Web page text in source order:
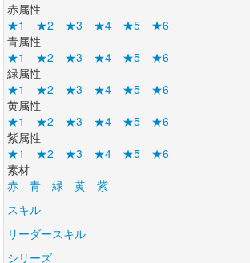
赤属性
★1
★2 ★3 ★4 ★5
★6
青属性
★1
★2 ★3 ★4 ★5
★6
緑属性
★1
★2 ★3 ★4 ★5
★6
黄属性
★1
★2 ★3 ★4 ★5
★6
紫属性
★1
★2 ★3 ★4 ★5
★6
素材
赤
青 緑 黄
紫
スキル
リーダースキル
シリーズ